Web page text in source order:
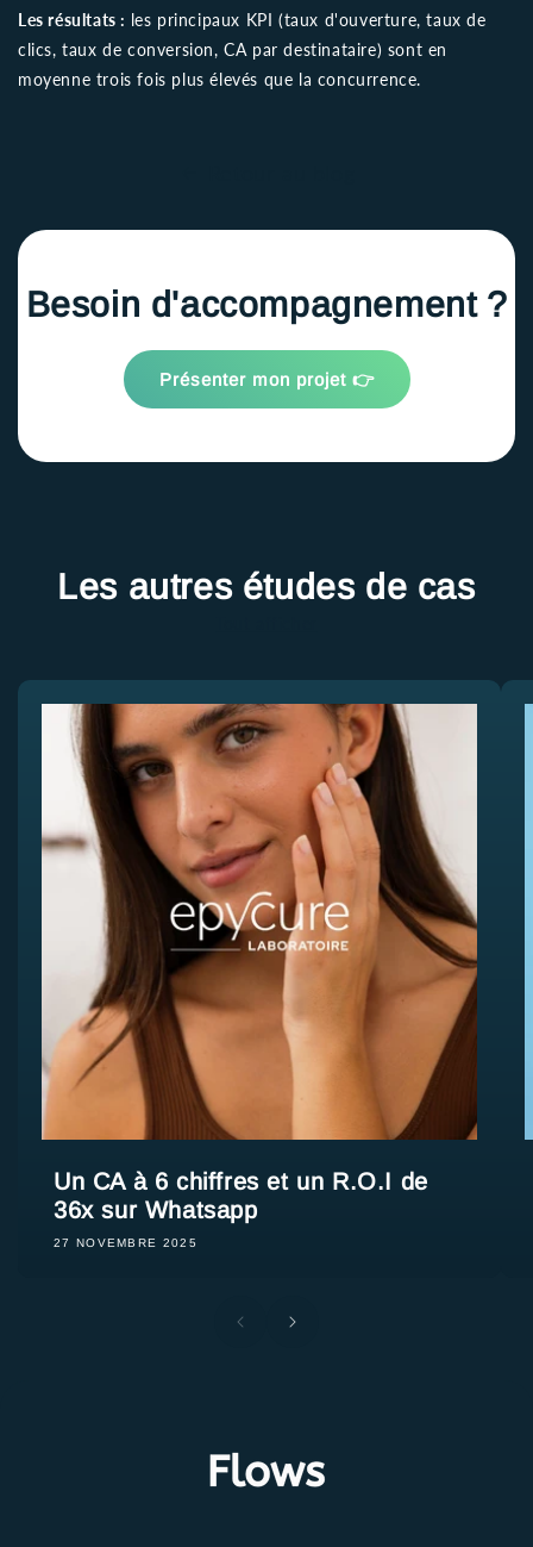
Les résultats : les principaux KPI (taux d'ouverture, taux de
clics, taux de conversion, CA par destinataire) sont en
moyenne trois fois plus élevés que la concurrence.
Besoin d'accompagnement ?
Présenter mon projet 👉
Les autres études de cas
Un CA à 6 chiffres et un R.O.I de
36x sur Whatsapp
27 NOVEMBRE 2025